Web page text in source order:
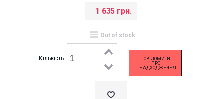
1 635 грн.
Out of stock
Кількість:
ПОВІДОМИТИ
ПРО
НАДХОДЖЕННЯ